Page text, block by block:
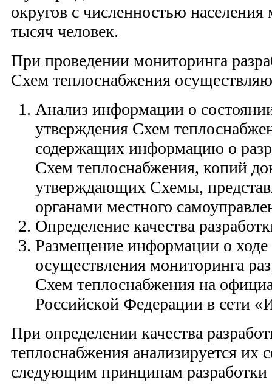
округов с численностью населения
тысяч человек.
При проведении мониторинга
Схем теплоснабжения
Анализ информации о
утверждения Схем
содержащих информацию о
Схем теплоснабжения, копий
утверждающих Схемы,
органами местного
Определение качества
Размещение информации о ходе
осуществления мониторинга
Схем теплоснабжения на
Российской Федерации в сети
При определении качества
теплоснабжения анализируется их
следующим принципам разработки